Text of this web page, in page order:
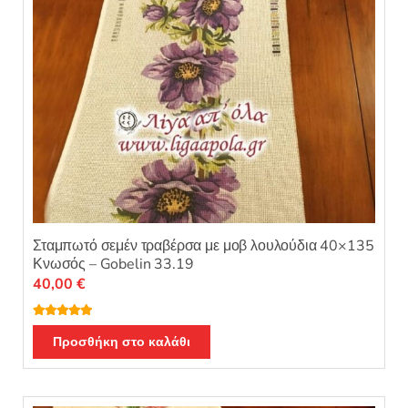
Σταμπωτό σεμέν τραβέρσα με μοβ λουλούδια 40×135
Κνωσός – Gobelin 33.19
Βαθμολογή
θηκε με 5.00
από 5
40,00 €
Προσθήκη στο καλάθι